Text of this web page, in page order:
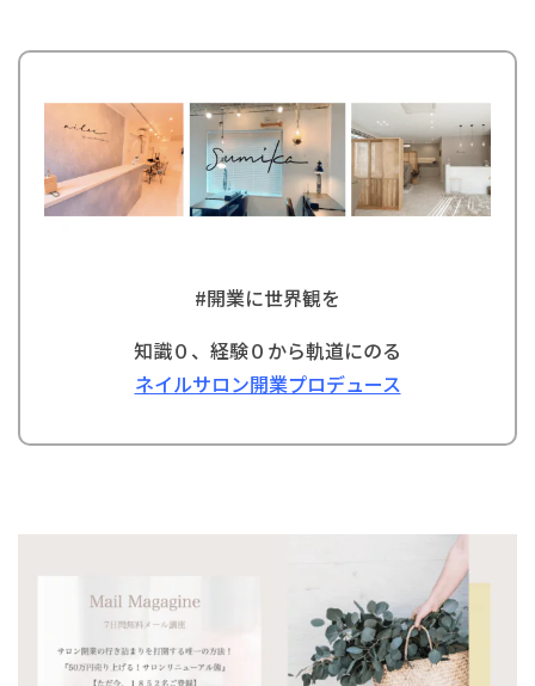
#開業に世界観を
知識０、経験０から軌道にのる
ネイルサロン開業プロデュース